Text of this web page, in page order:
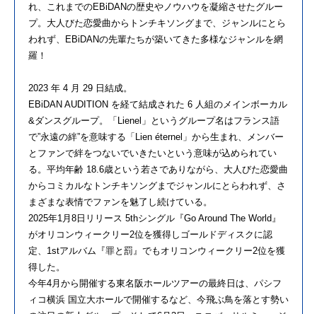
れ、これまでのEBiDANの歴史やノウハウを凝縮させたグルー
プ。大人びた恋愛曲からトンチキソングまで、ジャンルにとら
われず、EBiDANの先輩たちが築いてきた多様なジャンルを網
羅！
2023 年 4 月 29 日結成。
EBiDAN AUDITION を経て結成された 6 人組のメインボーカル
&ダンスグループ。「Lienel」というグループ名はフランス語
で”永遠の絆”を意味する「Lien éternel」から生まれ、メンバー
とファンで絆をつないでいきたいという意味が込められてい
る。平均年齢 18.6歳という若さでありながら、大人びた恋愛曲
からコミカルなトンチキソングまでジャンルにとらわれず、さ
まざまな表情でファンを魅了し続けている。
2025年1月8日リリース 5thシングル『Go Around The World』
がオリコンウィークリー2位を獲得しゴールドディスクに認
定、1stアルバム『罪と罰』でもオリコンウィークリー2位を獲
得した。
今年4月から開催する東名阪ホールツアーの最終日は、パシフ
ィコ横浜 国立大ホールで開催するなど、今飛ぶ鳥を落とす勢い